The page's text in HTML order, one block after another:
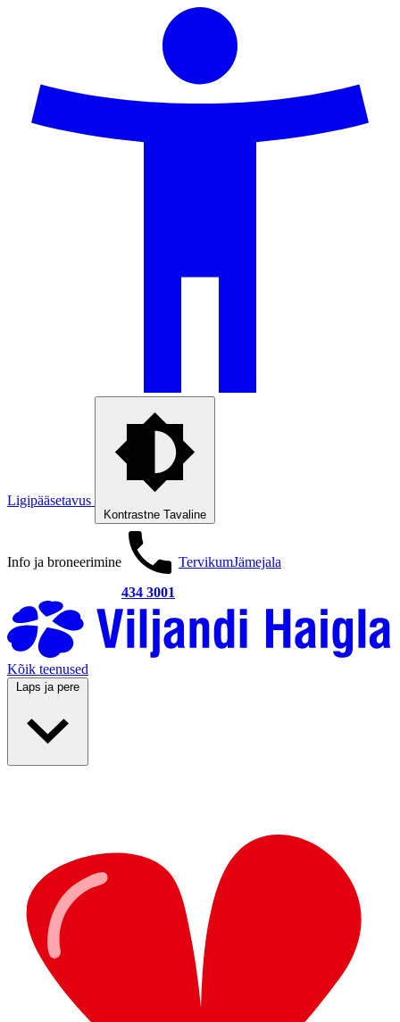
Ligipääsetavus
Kontrastne Tavaline
Info ja broneerimine
434 3001
TervikumJämejala
Kõik teenused
Laps ja pere